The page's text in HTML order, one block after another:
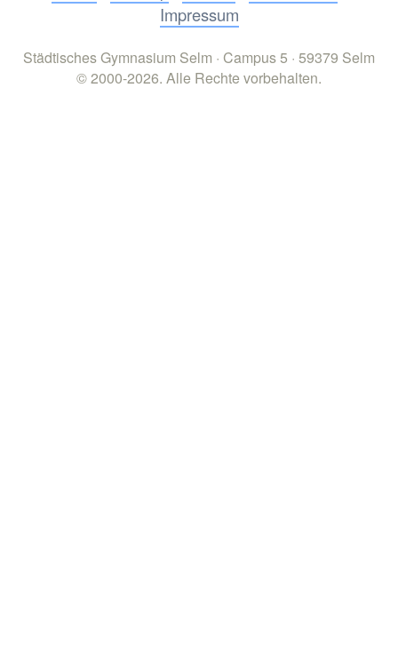
Impressum
Städtisches Gymnasium Selm · Campus 5 · 59379 Selm
© 2000-2026. Alle Rechte vorbehalten.